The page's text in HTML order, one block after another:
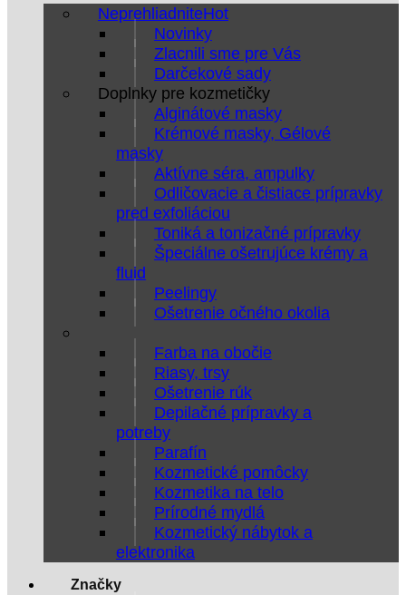
Neprehliadnite
Novinky
Zlacnili sme pre Vás
Darčekové sady
Doplnky pre kozmetičky
Alginátové masky
Krémové masky, Gélové
masky
Aktívne séra, ampulky
Odličovacie a čistiace prípravky
pred exfoliáciou
Toniká a tonizačné prípravky
Špeciálne ošetrujúce krémy a
fluid
Peelingy
Ošetrenie očného okolia
Farba na obočie
Riasy, trsy
Ošetrenie rúk
Depilačné prípravky a
potreby
Parafín
Kozmetické pomôcky
Kozmetika na telo
Prírodné mydlá
Kozmetický nábytok a
elektronika
Značky